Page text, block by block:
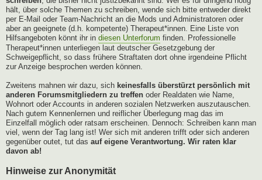
hält, über solche Themen zu schreiben, wende sich bitte entweder direkt
per E-Mail oder Team-Nachricht an die Mods und Administratoren oder
aber an geeignete (d.h. kompetente) Therapeut*innen. Eine Liste von
Hilfsangeboten könnt ihr in diesen Unterforum finden. Professionelle
Therapeut*innen unterliegen laut deutscher Gesetzgebung der
Schweigepflicht, so dass frühere Straftaten dort ohne irgendeine Pflicht
zur Anzeige besprochen werden können.
Zweitens mahnen wir dazu, sich keinesfalls überstürzt persönlich mit
anderen Forumsmitgliedern zu treffen oder Realdaten wie Name,
Wohnort oder Accounts in anderen sozialen Netzwerken auszutauschen.
Nach gutem Kennenlernen und reiflicher Überlegung mag das im
Einzelfall möglich oder ratsam erscheinen. Dennoch: Schreiben kann man
viel, wenn der Tag lang ist! Wer sich mit anderen trifft oder sich anderen
gegenüber outet, tut das auf eigene Verantwortung. Wir raten klar
davon ab!
Hinweise zur Anonymität